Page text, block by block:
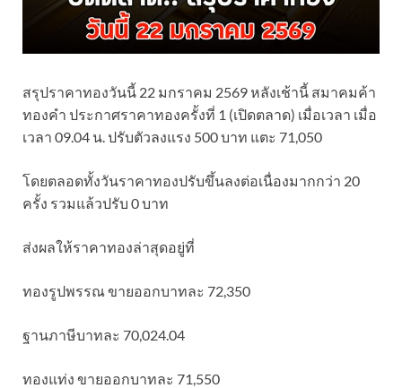
สรุปราคาทองวันนี้ 22 มกราคม 2569 หลังเช้านี้ สมาคมค้า
ทองคำ ประกาศราคาทองครั้งที่ 1 (เปิดตลาด) เมื่อเวลา เมื่อ
เวลา 09.04 น. ปรับตัวลงแรง 500 บาท แตะ 71,050
โดยตลอดทั้งวันราคาทองปรับขึ้นลงต่อเนื่องมากกว่า 20
ครั้ง รวมแล้วปรับ 0 บาท
ส่งผลให้ราคาทองล่าสุดอยู่ที่
ทองรูปพรรณ ขายออกบาทละ 72,350
ฐานภาษีบาทละ 70,024.04
ทองแท่ง ขายออกบาทละ 71,550